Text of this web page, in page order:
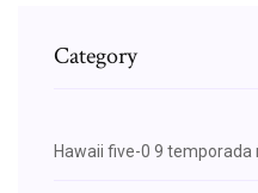
Category
Hawaii five-0 9 temporada